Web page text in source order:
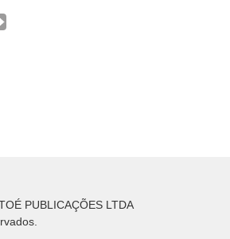
PUBLICAÇÕES LTDA